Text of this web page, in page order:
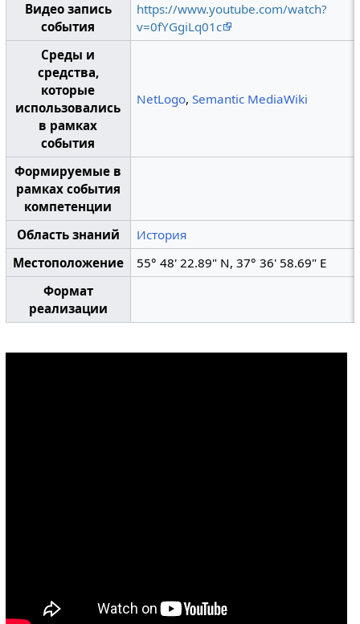
Видео запись
события
https://www.youtube.com/watch?
v=0fYGgiLq01c
Среды и
средства,
которые
использовались
в рамках
события
NetLogo,Semantic MediaWiki
Формируемые в
рамках события
компетенции
Область знаний
История
Местоположение
55° 48' 22.89" N, 37° 36' 58.69" E
Формат
реализации